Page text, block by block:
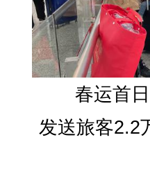
春运首
发送旅客2.2